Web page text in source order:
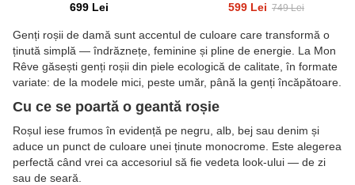
699 Lei 599 Lei 749 Lei
Genți roșii de damă sunt accentul de culoare care transformă o
ținută simplă — îndrăznețe, feminine și pline de energie. La Mon
Rêve găsești genți roșii din piele ecologică de calitate, în formate
variate: de la modele mici, peste umăr, până la genți încăpătoare.
Cu ce se poartă o geantă roșie
Roșul iese frumos în evidență pe negru, alb, bej sau denim și
aduce un punct de culoare unei ținute monocrome. Este alegerea
perfectă când vrei ca accesoriul să fie vedeta look-ului — de zi
sau de seară.